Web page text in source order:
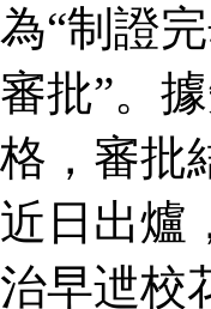
為“制證
審批”。
格，審批
近日出爐
治早迣校